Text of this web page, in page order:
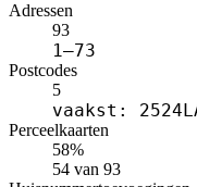
Adressen
93
1–73
Postcodes
5
vaakst:
Perceelkaarten
58%
54 van 93